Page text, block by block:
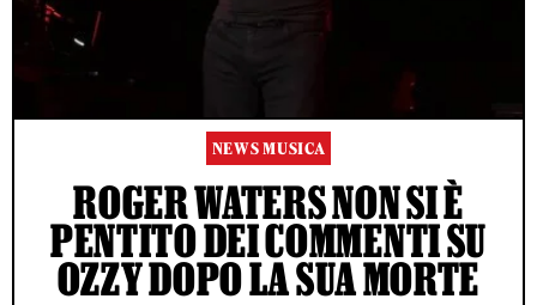
NEWS MUSICA
ROGER WATERS NON SI È
PENTITO DEI COMMENTI SU
OZZY DOPO LA SUA MORTE